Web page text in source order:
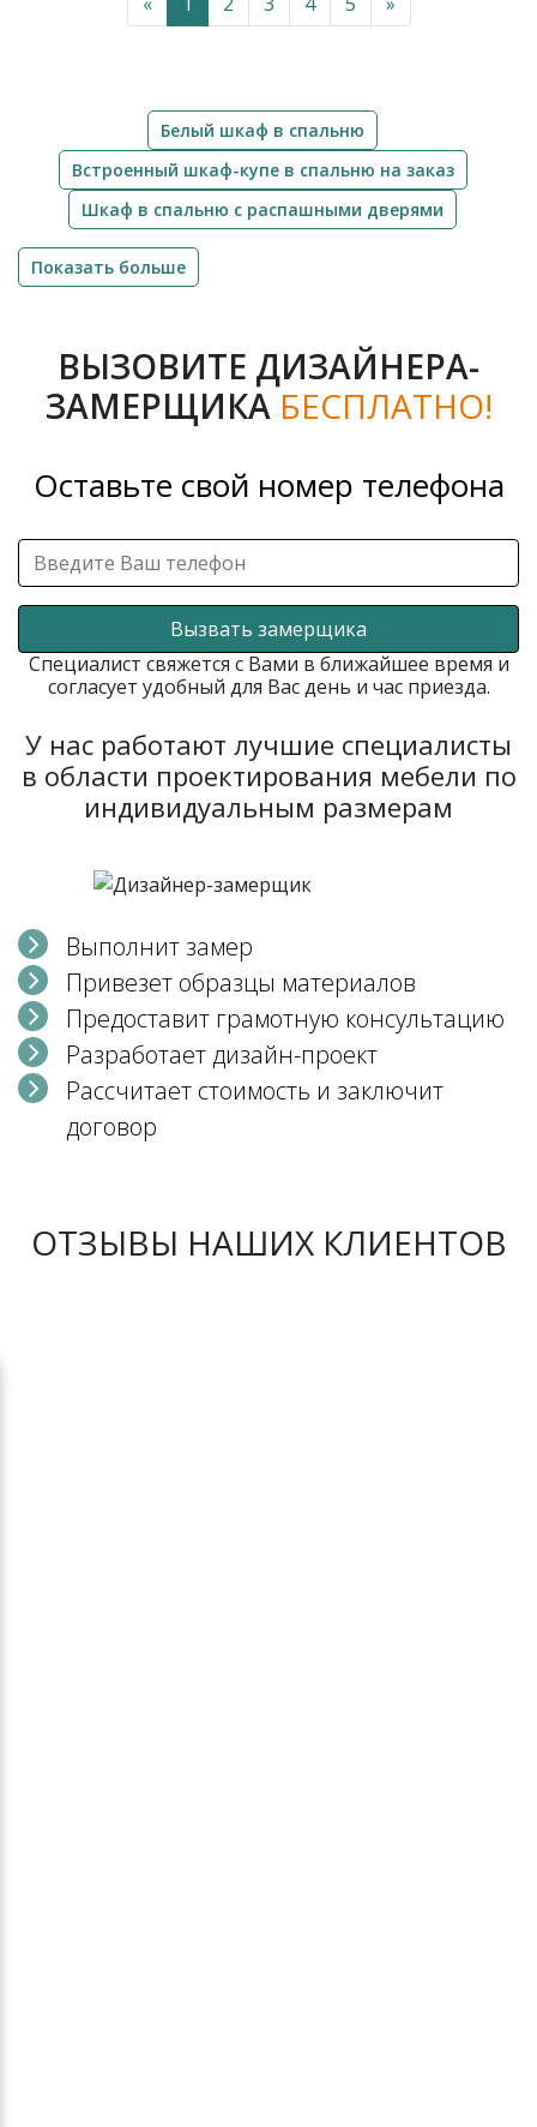
Белый шкаф в спальню
Встроенный шкаф-купе в спальню на заказ
Шкаф в спальню с распашными дверями
Показать больше
ВЫЗОВИТЕ ДИЗАЙНЕРА-
ЗАМЕРЩИКА БЕСПЛАТНО!
Оставьте свой номер телефона
Вызвать замерщика
Специалист свяжется с Вами в ближайшее время и
согласует удобный для Вас день и час приезда.
У нас работают лучшие специалисты
в области проектирования мебели по
индивидуальным размерам
Выполнит замер
Привезет образцы материалов
Предоставит грамотную консультацию
Разработает дизайн-проект
Рассчитает стоимость и заключит
договор
ОТЗЫВЫ НАШИХ КЛИЕНТОВ